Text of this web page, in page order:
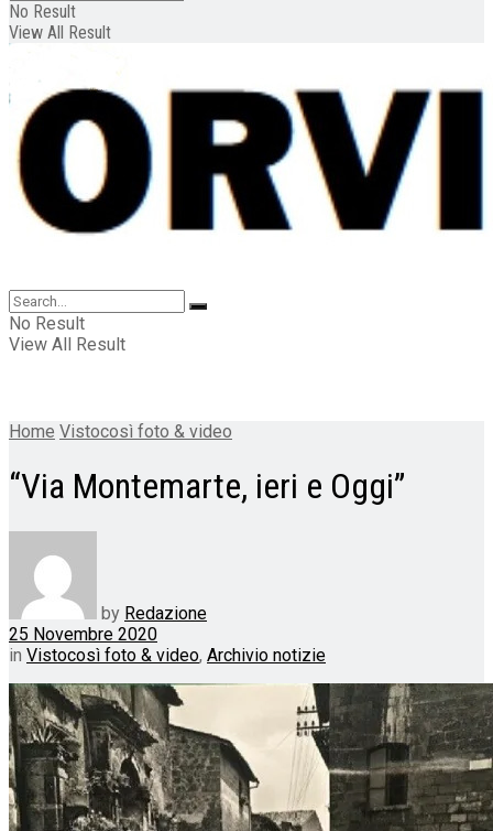
No Result
View All Result
No Result
View All Result
Home Vistocosì foto & video
“Via Montemarte, ieri e Oggi”
by Redazione
25 Novembre 2020
in Vistocosì foto & video, Archivio notizie